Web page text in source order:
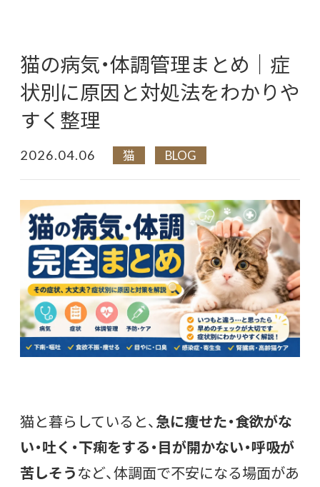
猫の病気・体調管理まとめ｜症
状別に原因と対処法をわかりや
すく整理
2026.04.06 猫 BLOG
猫と暮らしていると、急に痩せた・食欲がな
い・吐く・下痢をする・目が開かない・呼吸が
苦しそうなど、体調面で不安になる場面があ